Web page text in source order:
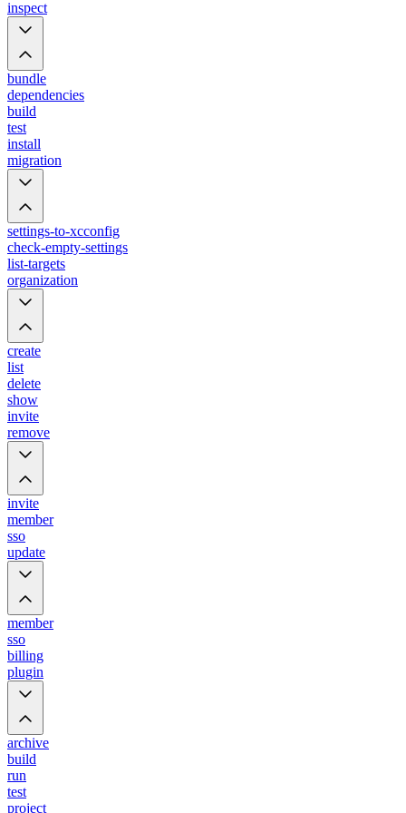
inspect
bundle
dependencies
build
test
install
migration
settings-to-xcconfig
check-empty-settings
list-targets
organization
create
list
delete
show
invite
remove
invite
member
sso
update
member
sso
billing
plugin
archive
build
run
test
project